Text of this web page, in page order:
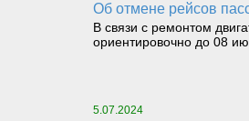
Об отмене рейсов
В связи с ремонтом
ориентировочно до 08
5.07.2024